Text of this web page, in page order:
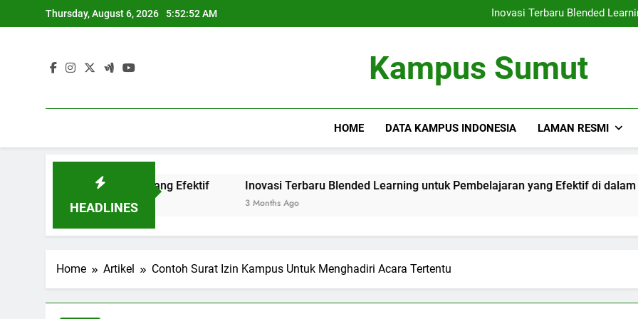
to
Thursday, August 6, 2026 5:52:53 AM
Inovasi Terbaru Blended
Mengintegrasikan
Inovasi Terbaru Blended
Mengintegrasikan
Kampus Sumut
HOME DATA KAMPUS INDONESIA LAMAN RESMI
HEADLINES
and Match yang Efektif Inovasi Terbaru Blended Learning untuk Pembelajaran yang Efektif di dalam Lingkungan
Home Artikel Contoh Surat Izin Kampus Untuk Menghadiri Acara Tertentu